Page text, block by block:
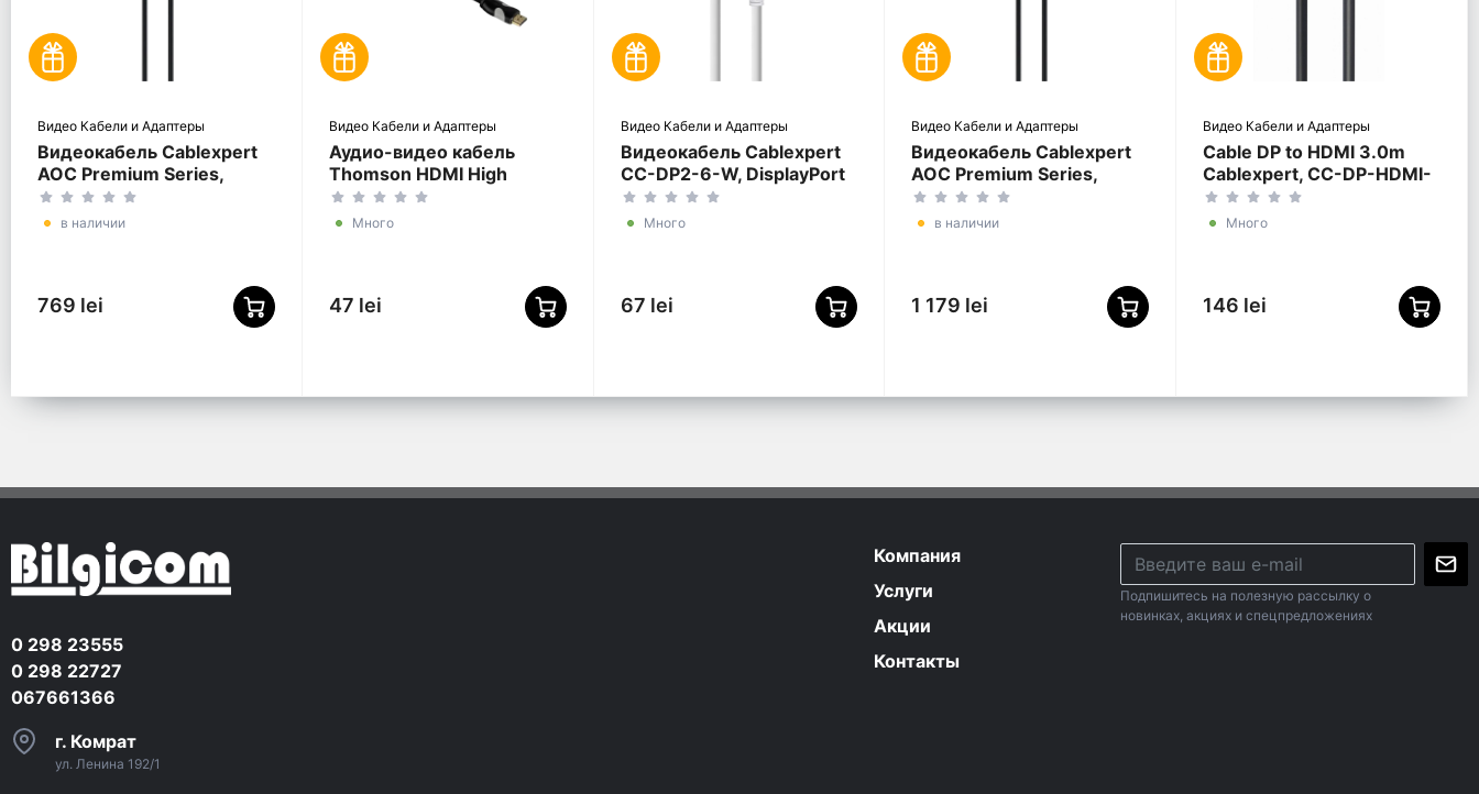
Видео Кабели и Адаптеры
Видеокабель Cablexpert
AOC Premium Series,
DisplayPort (M) -
DisplayPort (M), 5м,
в наличии
769 lei
Видео Кабели и Адаптеры
Аудио-видео кабель
Thomson HDMI High
Speed, HDMI (M) - HDMI
(M), 0,75м, Чёрный
Много
47 lei
Видео Кабели и Адаптеры
Видеокабель Cablexpert
CC-DP2-6-W, DisplayPort
(M) - DisplayPort (M),
Белый
Много
67 lei
Видео Кабели и Адаптеры
Видеокабель Cablexpert
AOC Premium Series,
DisplayPort (M) -
DisplayPort (M), 30м,
в наличии
1 179 lei
Видео Кабели и Адаптеры
Cable DP to HDMI 3.0m
Cablexpert, CC-DP-HDMI-
3M
Много
146 lei
0 298 23555
0 298 22727
067661366
г. Комрат
ул. Ленина 192/1
Компания
Услуги
Акции
Контакты
Подпишитесь на полезную рассылку о
новинках, акциях и спецпредложениях